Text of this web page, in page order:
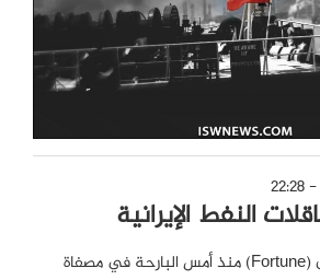
النفط الإيرانية
– رست الناقلة فورتشن (Fortune) منذ أمس البارحة في مصفاة